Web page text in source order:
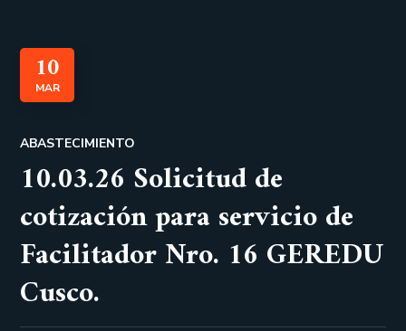
10
MAR
ABASTECIMIENTO
10.03.26 Solicitud de
cotización para servicio de
Facilitador Nro. 16 GEREDU
Cusco.